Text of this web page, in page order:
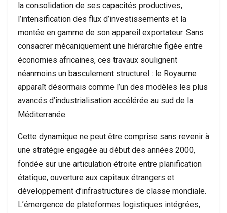
la consolidation de ses capacités productives,
l’intensification des flux d’investissements et la
montée en gamme de son appareil exportateur. Sans
consacrer mécaniquement une hiérarchie figée entre
économies africaines, ces travaux soulignent
néanmoins un basculement structurel : le Royaume
apparaît désormais comme l’un des modèles les plus
avancés d’industrialisation accélérée au sud de la
Méditerranée.
Cette dynamique ne peut être comprise sans revenir à
une stratégie engagée au début des années 2000,
fondée sur une articulation étroite entre planification
étatique, ouverture aux capitaux étrangers et
développement d’infrastructures de classe mondiale.
L’émergence de plateformes logistiques intégrées,